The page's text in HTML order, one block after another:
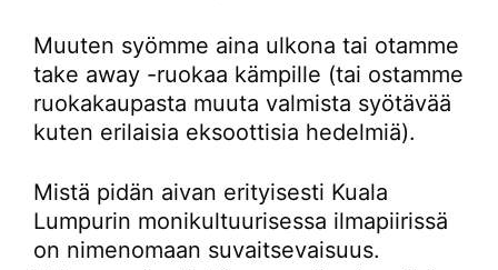
Muuten syömme aina ulkona tai otamme
take away -ruokaa kämpille (tai ostamme
ruokakaupasta muuta valmista syötävää
kuten erilaisia eksoottisia hedelmiä).
Mistä pidän aivan erityisesti Kuala
Lumpurin monikultuurisessa ilmapiirissä
on nimenomaan suvaitsevaisuus.